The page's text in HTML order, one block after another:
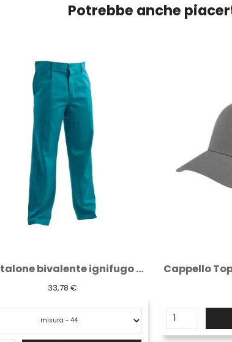
Potrebbe anche
Cappello Topstar con tesa Logica grigio...
1,97 €
+ Carrello
Pantalone